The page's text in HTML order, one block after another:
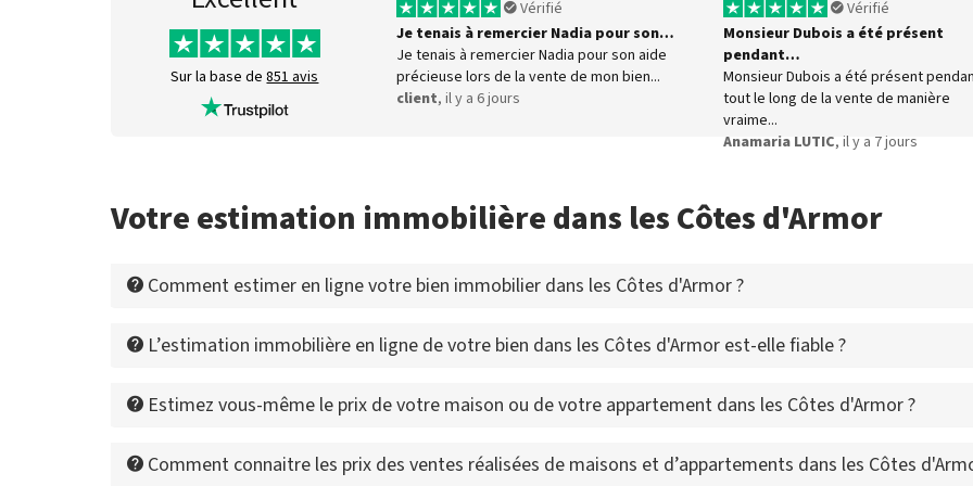
Sur la base de851 avis
Vérifié
Je tenais à remercier Nadia pour son…
Je tenais à remercier Nadia pour son aide
précieuse lors de la vente de mon bien...
client, il y a 6 jours
Vérifié
Monsieur Dubois a été présent
pendant…
Monsieur Dubois a été présent
tout le long de la vente de manière
vraime...
Anamaria LUTIC, il y a 7 jours
Votre estimation immobilière dans les Côtes d'Armor
Comment estimer en ligne votre bien immobilier dans les Côtes d'Armor ?
L’estimation immobilière en ligne de votre bien dans les Côtes d'Armor est-elle fiable ?
Estimez vous-même le prix de votre maison ou de votre appartement dans les Côtes d'Armor ?
Comment connaitre les prix des ventes réalisées de maisons et d’appartements dans les Côtes